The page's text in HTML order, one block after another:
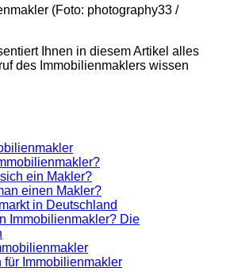
(Foto: photography33 /
Ihnen in diesem Artikel alles
des Immobilienmaklers wissen
ein Makler?
einen Makler?
in Deutschland
Immobilienmakler? Die
für Immobilienmakler